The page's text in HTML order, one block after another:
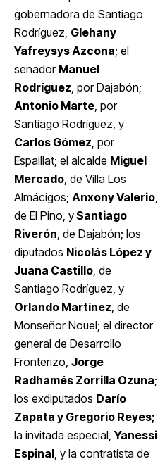
gobernadora de Santiago
Rodríguez, Glehany
Yafreysys Azcona; el
senador Manuel
Rodríguez , por Dajabón;
Antonio Marte , por
Santiago Rodríguez, y
Carlos Gómez , por
Espaillat; el alcalde Miguel
Mercado , de Villa Los
Almácigos; Anxony Valerio
de El Pino, ySantiago
Riverón , de Dajabón; los
diputados Nicolás López y
Juana Castillo , de
Santiago Rodríguez, y
Orlando Martínez , de
Monseñor Nouel; el director
general de Desarrollo
Fronterizo, Jorge
Radhamés Zorrilla Ozuna;
los exdiputados Darío
Zapata y Gregorio Reyes;
la invitada especial, Yanessi
Espinal , y la contratista de